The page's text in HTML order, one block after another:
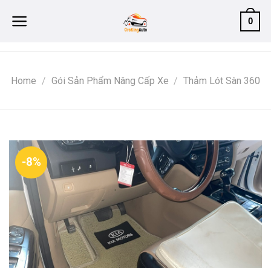
0
Home / Gói Sản Phẩm Nâng Cấp Xe / Thảm Lót Sàn 360
-8%